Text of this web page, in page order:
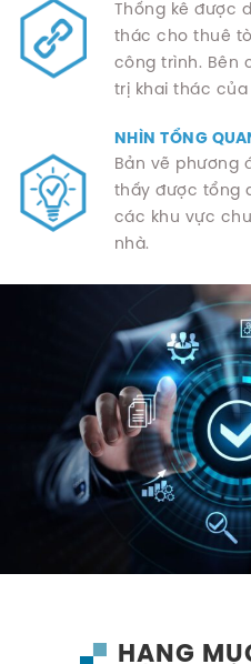
Thống kê được
thác cho thuê
công trình. Bên
trị khai thác của
NHÌN TỔNG
Bản vẽ phương
thấy được tổng
các khu vực
nhà.
HẠNG